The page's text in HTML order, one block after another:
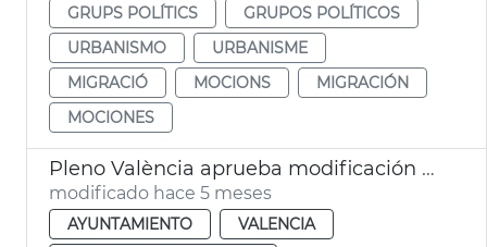
GRUPS POLÍTICS
GRUPOS POLÍTICOS
URBANISMO
URBANISME
MIGRACIÓ
MOCIONS
MIGRACIÓN
MOCIONES
Pleno València aprueba modificación PGOU cambio uso parcelas Telefónica
modificado hace 5 meses
AYUNTAMIENTO
VALENCIA